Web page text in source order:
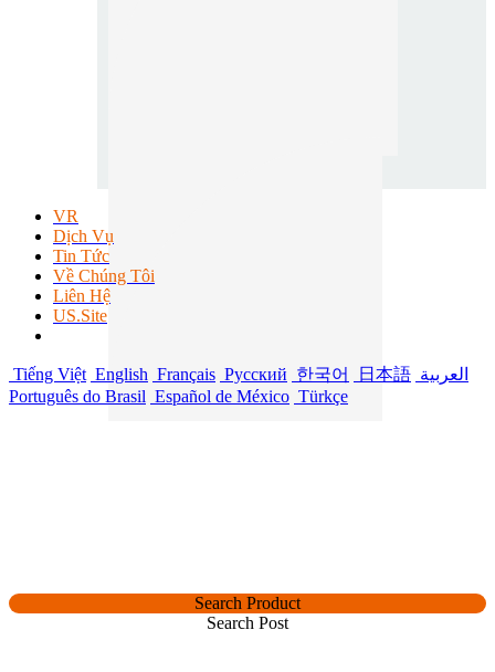
VR
Dịch Vụ
Tin Tức
Về Chúng Tôi
Liên Hệ
US.Site
Tiếng Việt English Français Русский 한국어 日本語 العربية
Português do Brasil Español de México Türkçe
Search Product
Search Post